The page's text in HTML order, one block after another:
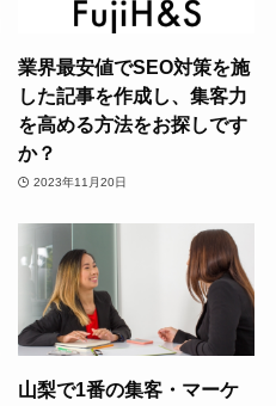
業界最安値でSEO対策を施
した記事を作成し、集客力
を高める方法をお探しです
か？
2023年11月20日
山梨で1番の集客・マーケ